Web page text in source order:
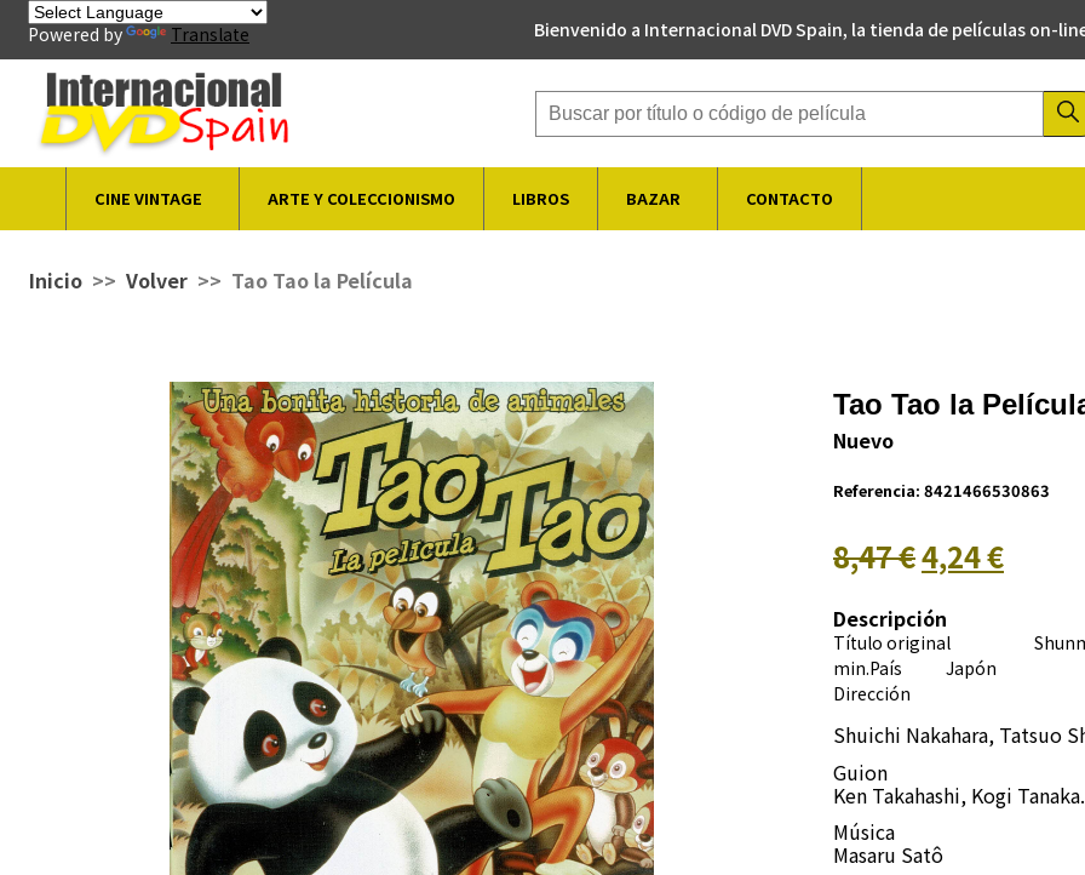
Powered by Translate Bienvenido a Internacional DVD Spain, la tienda de películas on-
Buscador de productos
CINE VINTAGE ARTE Y COLECCIONISMO LIBROS BAZAR CONTACTO
Inicio Volver Tao Tao la Película
Tao Tao la
Nuevo
Referencia: 8421466530863
8,47 €4,24 €
Descripción
Título original
min.País
Japón
Dirección
Shuichi Nakahara, Tatsuo
Guion
Ken Takahashi, Kogi
Música
Masaru Satô